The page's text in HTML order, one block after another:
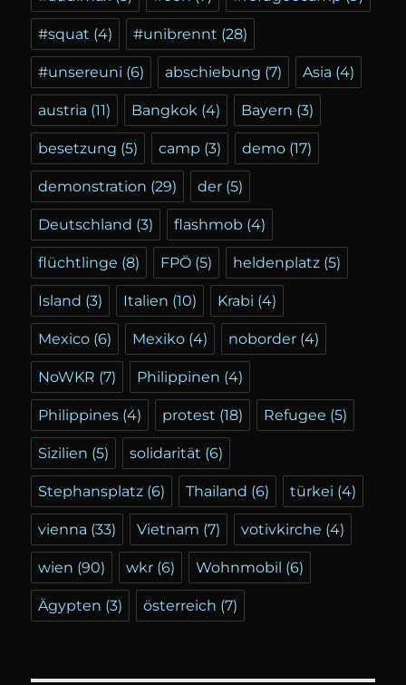
#squat (4) #unibrennt (28)
#unsereuni (6) abschiebung (7) Asia (4)
austria (11) Bangkok (4) Bayern (3)
besetzung (5) camp (3) demo (17)
demonstration (29) der (5)
Deutschland (3) flashmob (4)
flüchtlinge (8) FPÖ (5) heldenplatz (5)
Island (3) Italien (10) Krabi (4)
Mexico (6) Mexiko (4) noborder (4)
NoWKR (7) Philippinen (4)
Philippines (4) protest (18) Refugee (5)
Sizilien (5) solidarität (6)
Stephansplatz (6) Thailand (6) türkei (4)
vienna (33) Vietnam (7) votivkirche (4)
wien (90) wkr (6) Wohnmobil (6)
Ägypten (3) österreich (7)